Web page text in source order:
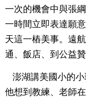
一次的機會中與張
一時間立即表達願
天這一樁美事。遠
通、飯店、到公益
澎湖講美國小的小
他想到教練、老師